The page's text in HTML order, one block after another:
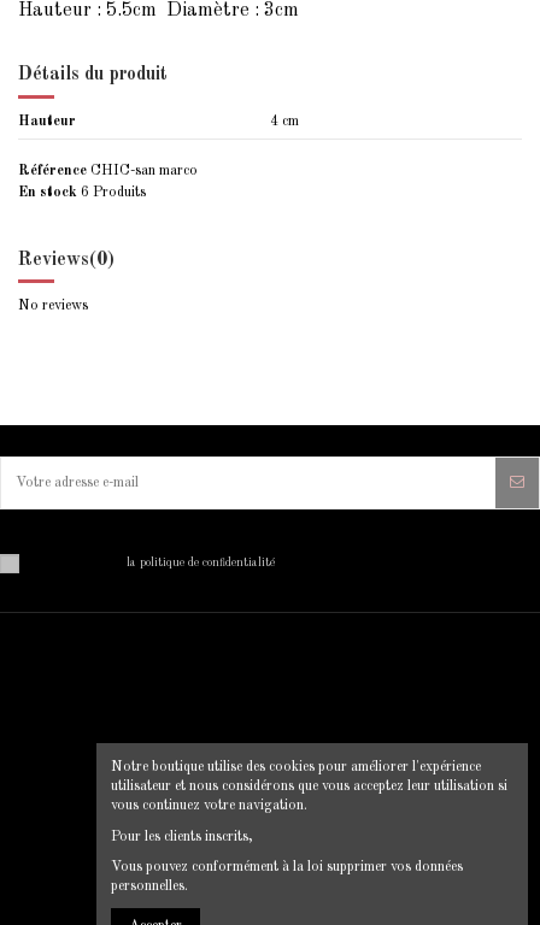
Hauteur : 5.5cm Diamètre : 3cm
Détails du produit
Hauteur 4 cm
Référence CHIC-san marco
En stock 6 Produits
Reviews(0)
No reviews
la politique de confidentialité
Mentions légales
Politique de confidentialité
Clip Chic
12 rue du pont, 22130 Plancoet
Notre boutique utilise des cookies pour améliorer l'expérience
utilisateur et nous considérons que vous acceptez leur utilisation si
vous continuez votre navigation.
Pour les clients inscrits,
Vous pouvez conformément à la loi supprimer vos données
personnelles.